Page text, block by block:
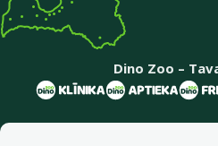
Dino Zoo –